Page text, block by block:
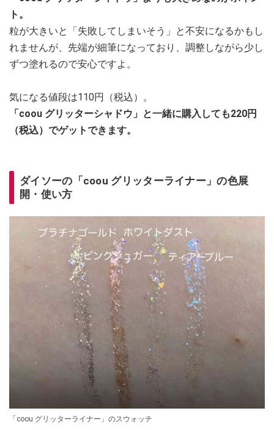
ト。
粒が大きいと「失敗してしまいそう」と不安になるかもし
れませんが、先端が細筆になっており、調整しながら少し
ずつ塗れるので安心ですよ。
気になる値段は110円（税込）。
「coou グリッターシャドウ」と一緒に購入しても220円
（税込）でゲットできます。
ダイソーの「coou グリッターライナー」の色展
開・使い方
「coou グリッターライナー」のスウォッチ